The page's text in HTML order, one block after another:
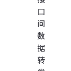
口
间
数
据
转